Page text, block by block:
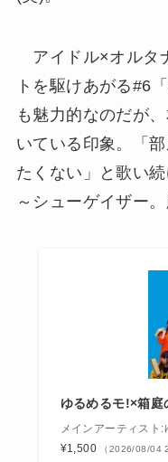
アイドル×オルタ
トを駆けあがる#6
も魅力的なのだが
いている印象。「
たくない」と歌い
～シューゲイザー
ゆるめるモ!×箱
メインアーティスト
¥1,500
（2026/08/04